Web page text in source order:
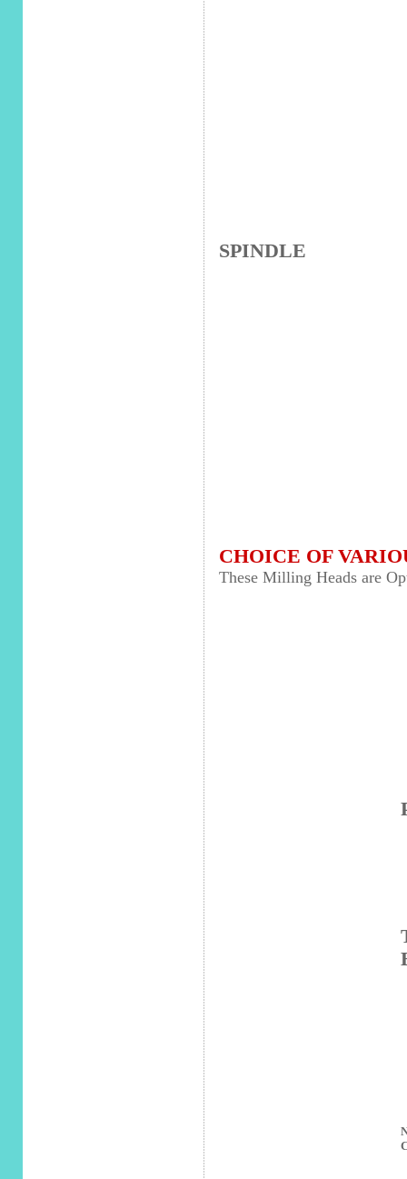
SPINDLE
CHOICE OF
These Milling Heads are